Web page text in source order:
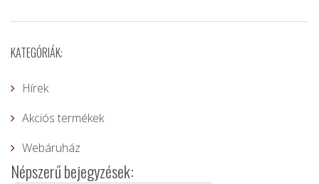
KATEGÓRIÁK:
Hírek
Akciós termékek
Webáruház
Népszerű bejegyzések: